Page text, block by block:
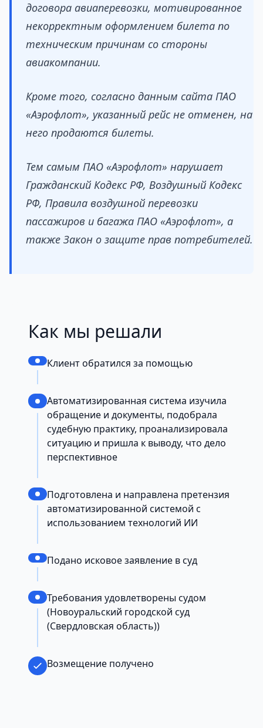
договора авиаперевозки, мотивированное
некорректным оформлением билета по
техническим причинам со стороны
авиакомпании.
Кроме того, согласно данным сайта ПАО
«Аэрофлот», указанный рейс не отменен, на
него продаются билеты.
Тем самым ПАО «Аэрофлот» нарушает
Гражданский Кодекс РФ, Воздушный Кодекс
РФ, Правила воздушной перевозки
пассажиров и багажа ПАО «Аэрофлот», а
также Закон о защите прав потребителей.
Как мы решали
Клиент обратился за помощью
Автоматизированная система изучила
обращение и документы, подобрала
судебную практику, проанализировала
ситуацию и пришла к выводу, что дело
перспективное
Подготовлена и направлена претензия
автоматизированной системой с
использованием технологий ИИ
Подано исковое заявление в суд
Требования удовлетворены судом
(Новоуральский городской суд
(Свердловская область))
Возмещение получено